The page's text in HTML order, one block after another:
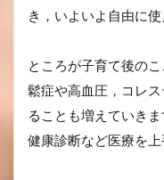
き，いよいよ自由に
ところが子育て後の
鬆症や高血圧，コレ
ることも増えていきま
健康診断など医療を上